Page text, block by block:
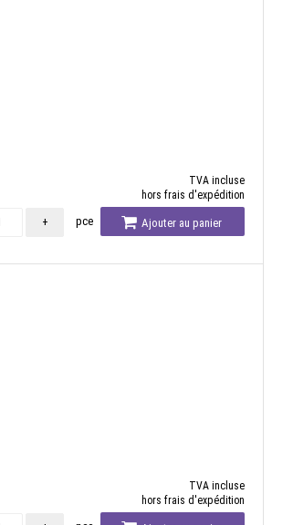
TVA incluse
hors frais d'expédition
+ pce Ajouter au panier
TVA incluse
hors frais d'expédition